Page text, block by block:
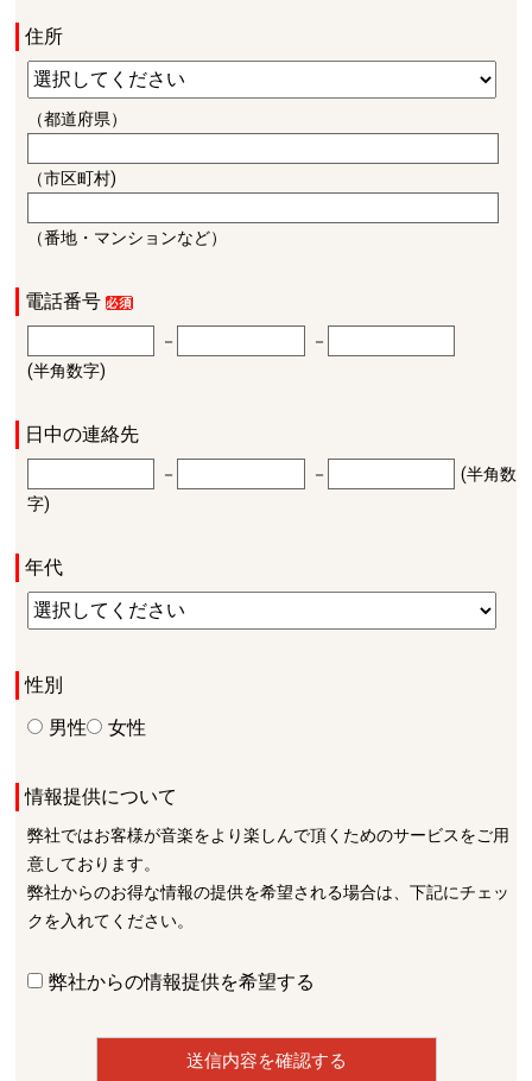
住所
（都道府県）
（市区町村)
（番地・マンションなど）
電話番号
－
－
(半角数字)
日中の連絡先
－ －
(半角数
字)
年代
性別
男性
女性
情報提供について
弊社ではお客様が音楽をより楽しんで頂くためのサービスをご用
意しております。
弊社からのお得な情報の提供を希望される場合は、下記にチェッ
クを入れてください。
弊社からの情報提供を希望する